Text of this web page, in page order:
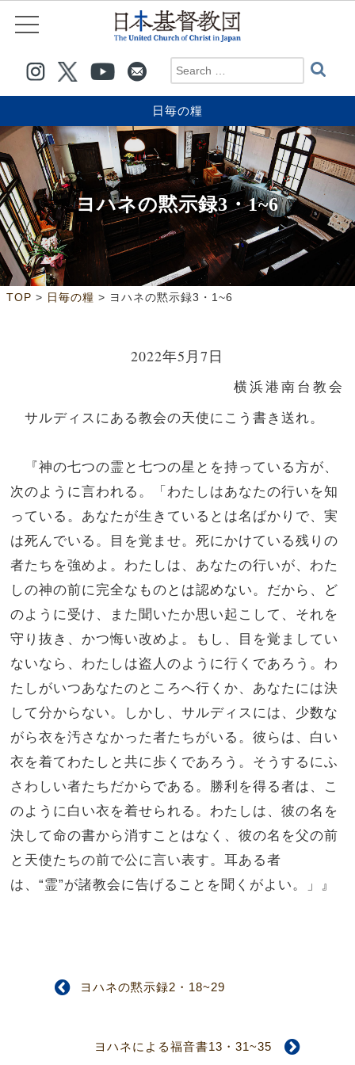
日毎の糧
ヨハネの黙示録3・1~6
TOP > 日毎の糧 > ヨハネの黙示録3・1~6
2022年5月7日
横浜港南台教会
サルディスにある教会の天使にこう書き送れ。
『神の七つの霊と七つの星とを持っている方が、
次のように言われる。「わたしはあなたの行いを知
っている。あなたが生きているとは名ばかりで、実
は死んでいる。目を覚ませ。死にかけている残りの
者たちを強めよ。わたしは、あなたの行いが、わた
しの神の前に完全なものとは認めない。だから、ど
のように受け、また聞いたか思い起こして、それを
守り抜き、かつ悔い改めよ。もし、目を覚ましてい
ないなら、わたしは盗人のように行くであろう。わ
たしがいつあなたのところへ行くか、あなたには決
して分からない。しかし、サルディスには、少数な
がら衣を汚さなかった者たちがいる。彼らは、白い
衣を着てわたしと共に歩くであろう。そうするにふ
さわしい者たちだからである。勝利を得る者は、こ
のように白い衣を着せられる。わたしは、彼の名を
決して命の書から消すことはなく、彼の名を父の前
と天使たちの前で公に言い表す。耳ある者
は、“霊”が諸教会に告げることを聞くがよい。」』
ヨハネの黙示録2・18~29
ヨハネによる福音書13・31~35